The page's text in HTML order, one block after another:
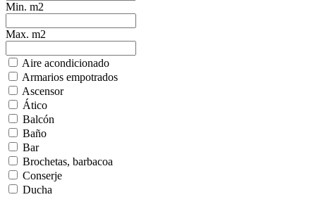
Min. m2
Max. m2
Aire acondicionado
Armarios empotrados
Ascensor
Ático
Balcón
Baño
Bar
Brochetas, barbacoa
Conserje
Ducha